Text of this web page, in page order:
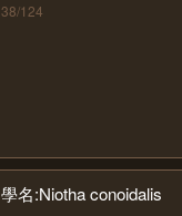
38/124
學名:Niotha conoidalis